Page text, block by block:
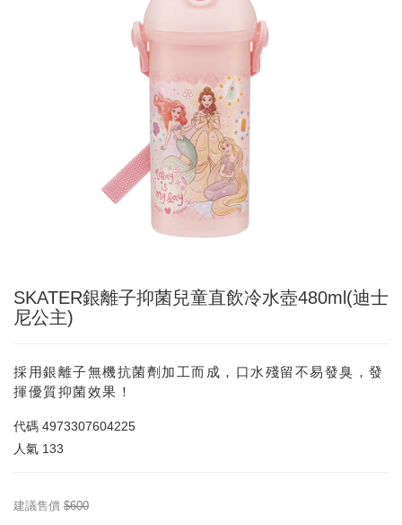
SKATER銀離子抑菌兒童直飲冷水壺480ml(迪士
尼公主)
採用銀離子無機抗菌劑加工而成，口水殘留不易發臭，發
揮優質抑菌效果！
代碼 4973307604225
人氣 133
建議售價 $600